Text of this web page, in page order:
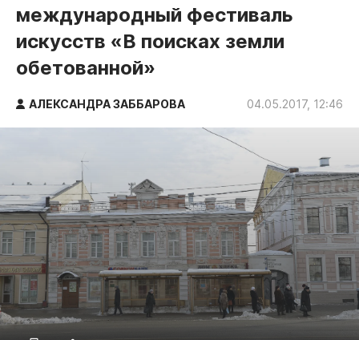
Происшествия
Спорт
Тульский бренд
Тула предпринимательская
международный фестиваль
искусств «В поисках земли
обетованной»
АЛЕКСАНДРА ЗАББАРОВА 04.05.2017, 12:46